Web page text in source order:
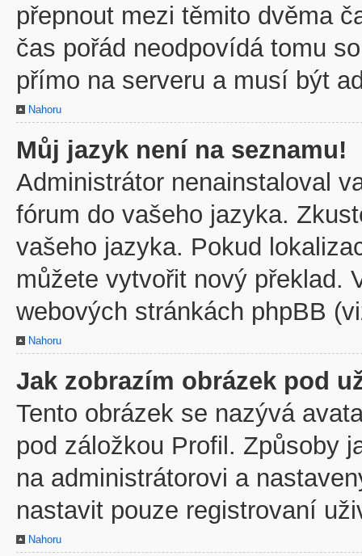
přepnout mezi těmito dvěma
čas pořád neodpovídá tomu
přímo na serveru a musí být
Nahoru
Můj jazyk není na seznamu!
Administrátor nenainstaloval
fórum do vašeho jazyka.
vašeho jazyka. Pokud
můžete vytvořit nový překlad.
webových stránkách phpBB
Nahoru
Jak zobrazím obrázek pod
Tento obrázek se nazývá
pod záložkou Profil. Způsoby
na administrátorovi a
nastavit pouze registrovaní
Nahoru